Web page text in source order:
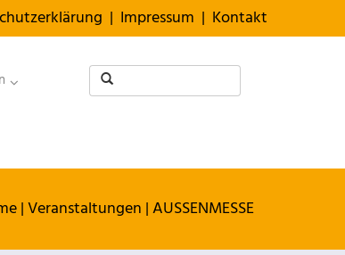
| Impressum | Kontakt
|Veranstaltungen |AUSSENMESSE